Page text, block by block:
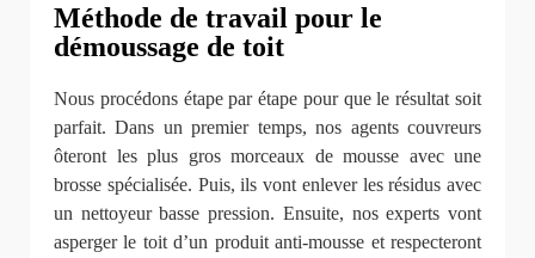
Méthode de travail pour le
démoussage de toit
Nous procédons étape par étape pour que le résultat soit
parfait. Dans un premier temps, nos agents couvreurs
ôteront les plus gros morceaux de mousse avec une
brosse spécialisée. Puis, ils vont enlever les résidus avec
un nettoyeur basse pression. Ensuite, nos experts vont
asperger le toit d’un produit anti-mousse et respecteront